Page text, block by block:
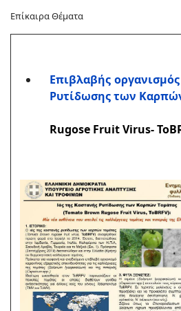
Επίκαιρα Θέματα
Επιβλαβής
Ρυτίδωσης των
Rugose Fruit Virus-